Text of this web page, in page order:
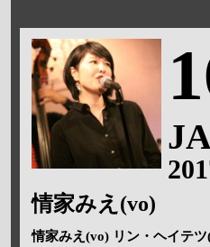
情家みえ(vo)
情家みえ(vo) リン・ヘイテ